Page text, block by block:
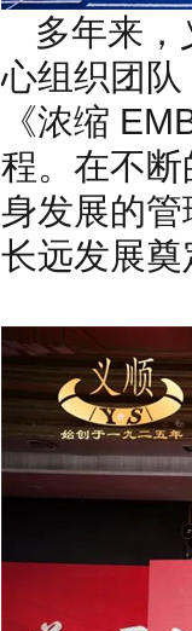
多年来
心组织团
《浓缩
程。在不
身发展的
长远发展